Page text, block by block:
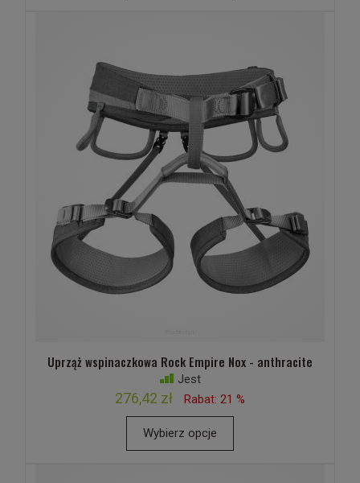
Uprząż wspinaczkowa Rock Empire Nox - anthracite
Jest
276,42 zł Rabat: 21 %
Wybierz opcje